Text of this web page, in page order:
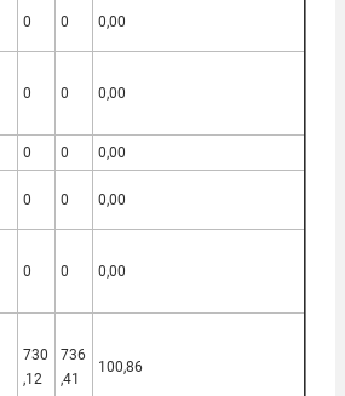
0 0 0,00
0 0 0,00
0 0 0,00
0 0 0,00
0 0 0,00
730
,12
736
,41
100,86